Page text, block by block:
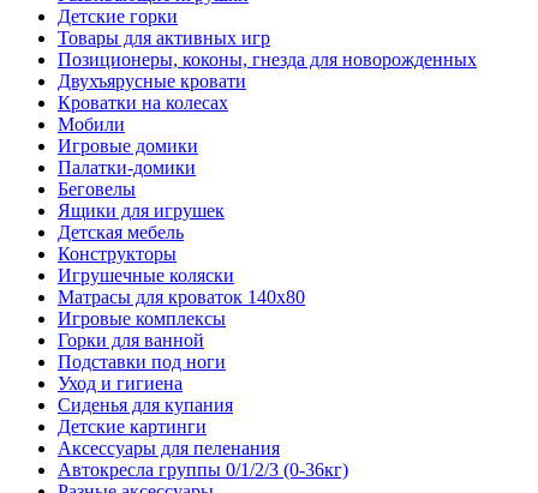
Детские горки
Товары для активных игр
Позиционеры, коконы, гнезда для новорожденных
Двухъярусные кровати
Кроватки на колесах
Мобили
Игровые домики
Палатки-домики
Беговелы
Ящики для игрушек
Детская мебель
Конструкторы
Игрушечные коляски
Матрасы для кроваток 140х80
Игровые комплексы
Горки для ванной
Подставки под ноги
Уход и гигиена
Сиденья для купания
Детские картинги
Аксессуары для пеленания
Автокресла группы 0/1/2/3 (0-36кг)